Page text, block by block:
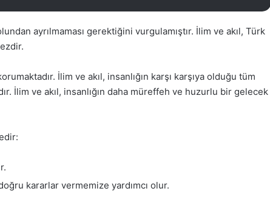
ayrılmaması gerektiğini vurgulamıştır. İlim ve akıl, Türk
İlim ve akıl, insanlığın karşı karşıya olduğu tüm
İlim ve akıl, insanlığın daha müreffeh ve huzurlu bir gelecek
kararlar vermemize yardımcı olur.